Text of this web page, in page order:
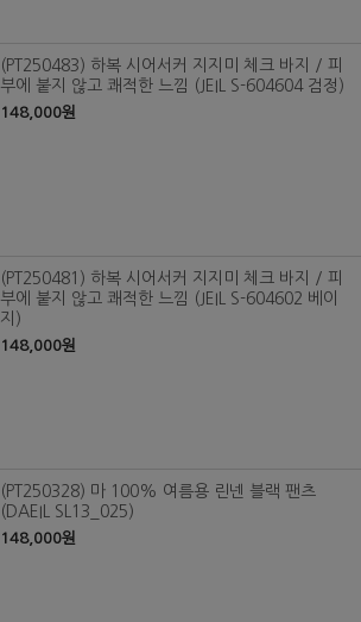
(PT250483) 하복 시어서커 지지미 체크 바지 / 피
부에 붙지 않고 쾌적한 느낌 (JEIL S-604604 검정)
148,000원
(PT250481) 하복 시어서커 지지미 체크 바지 / 피
부에 붙지 않고 쾌적한 느낌 (JEIL S-604602 베이
지)
148,000원
(PT250328) 마 100% 여름용 린넨 블랙 팬츠
(DAEIL SL13_025)
148,000원